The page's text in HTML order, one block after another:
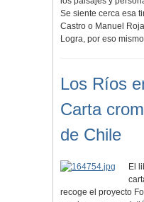
Se siente cerca esa
Castro o Manuel
Logra, por eso
Los Ríos
Carta
de Chile
El
recoge el proyecto